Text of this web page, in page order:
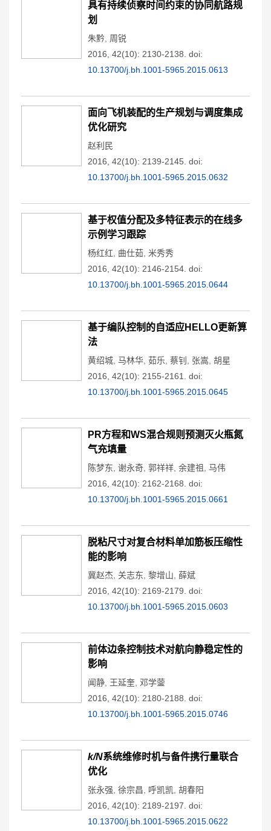
具有持续侦察时间约束的协同航路规
划
朱黔
周锐
2016, 42(10): 2130-2138. doi:
10.13700/j.bh.1001-5965.2015.0613
面向飞机装配的生产规划与调度集成
优化研究
赵利民
2016, 42(10): 2139-2145. doi:
10.13700/j.bh.1001-5965.2015.0632
基于权值分配及多特征表示的在线多
示例学习跟踪
杨红红 曲仕茹 米秀秀
2016, 42(10): 2146-2154. doi:
10.13700/j.bh.1001-5965.2015.0644
基于编队控制的自适应HELLO更新算
法
黄绍城 马林华 茹乐 蔡钊 张嵩 胡星
2016, 42(10): 2155-2161.
doi:
10.13700/j.bh.1001-5965.2015.0645
PR方程和WS混合规则预测灭火瓶氮
气充填量
陈梦东 谢永奇 郭祥祥 余建祖
马伟
2016, 42(10): 2162-2168. doi:
10.13700/j.bh.1001-5965.2015.0661
脱粘尺寸对复合材料单加筋板压缩性
能的影响
冀赵杰 关志东 黎增山 薛斌
2016, 42(10): 2169-2179. doi:
10.13700/j.bh.1001-5965.2015.0603
前体边条控制技术对航向静稳定性的
影响
闻静 王延奎 邓学蓥
2016, 42(10): 2180-2188. doi:
10.13700/j.bh.1001-5965.2015.0746
k/N系统维修时机与备件携行量联合
优化
张永强 徐宗昌 呼凯凯
胡春阳
2016, 42(10): 2189-2197. doi:
10.13700/j.bh.1001-5965.2015.0622